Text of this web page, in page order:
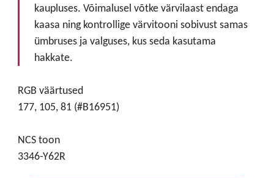
kaupluses. Võimalusel võtke värvilaast endaga
kaasa ning kontrollige värvitooni sobivust samas
ümbruses ja valguses, kus seda kasutama
hakkate.
RGB väärtused
177, 105, 81 (#B16951)
NCS toon
3346-Y62R